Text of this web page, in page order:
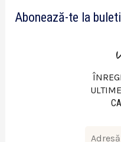
o
Abonează-te la